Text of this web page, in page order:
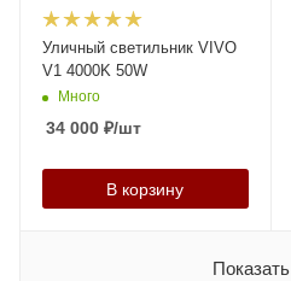
Уличный светильник VIVO
V1 4000K 50W
Много
34 000 ₽/шт
В корзину